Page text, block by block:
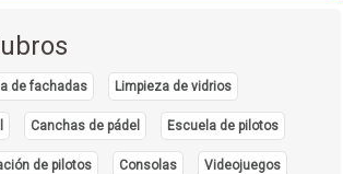
de fachadas Limpieza de vidrios
Canchas de pádel Escuela de pilotos
de pilotos Consolas Videojuegos